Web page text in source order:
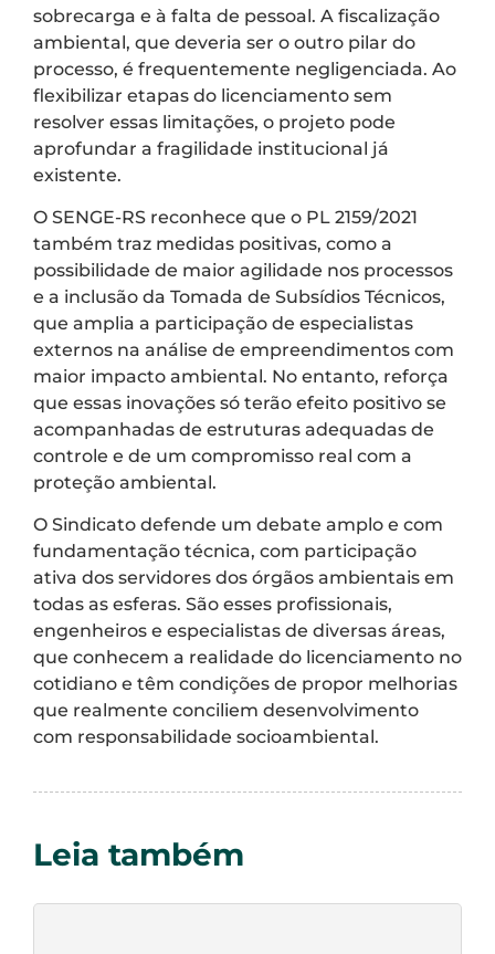
sobrecarga e à falta de pessoal. A fiscalização
ambiental, que deveria ser o outro pilar do
processo, é frequentemente negligenciada. Ao
flexibilizar etapas do licenciamento sem
resolver essas limitações, o projeto pode
aprofundar a fragilidade institucional já
existente.
O SENGE-RS reconhece que o PL 2159/2021
também traz medidas positivas, como a
possibilidade de maior agilidade nos processos
e a inclusão da Tomada de Subsídios Técnicos,
que amplia a participação de especialistas
externos na análise de empreendimentos com
maior impacto ambiental. No entanto, reforça
que essas inovações só terão efeito positivo se
acompanhadas de estruturas adequadas de
controle e de um compromisso real com a
proteção ambiental.
O Sindicato defende um debate amplo e com
fundamentação técnica, com participação
ativa dos servidores dos órgãos ambientais em
todas as esferas. São esses profissionais,
engenheiros e especialistas de diversas áreas,
que conhecem a realidade do licenciamento no
cotidiano e têm condições de propor melhorias
que realmente conciliem desenvolvimento
com responsabilidade socioambiental.
Leia também